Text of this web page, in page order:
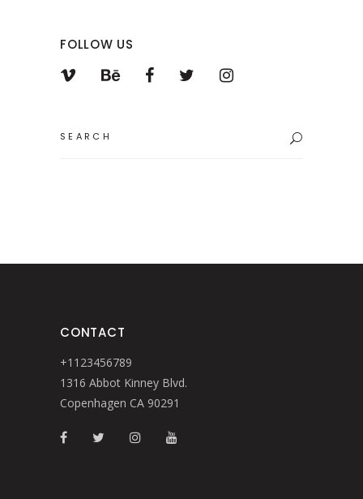
FOLLOW US
for:
CONTACT
+1123456789
1316 Abbot Kinney Blvd.
Copenhagen CA 90291